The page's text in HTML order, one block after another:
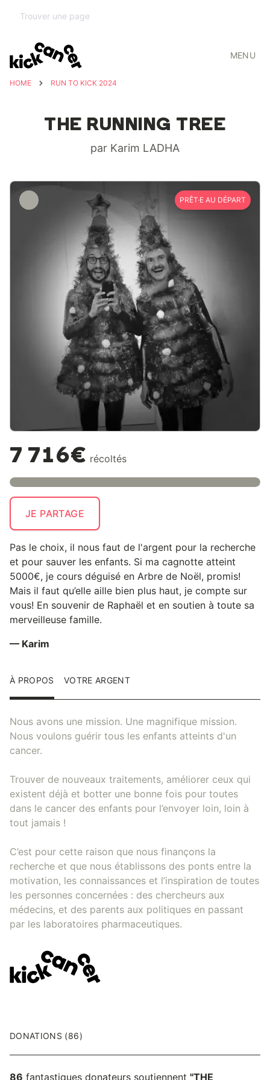
MENU
HOME RUN TO KICK 2024
THE RUNNING TREE
par Karim LADHA
PRÊT·E AU DÉPART
7 716€ récoltés
JE PARTAGE
Pas le choix, il nous faut de l'argent pour la recherche
et pour sauver les enfants. Si ma cagnotte atteint
5000€, je cours déguisé en Arbre de Noël, promis!
Mais il faut qu’elle aille bien plus haut, je compte sur
vous! En souvenir de Raphaël et en soutien à toute sa
merveilleuse famille.
— Karim
À PROPOS VOTRE ARGENT
Nous avons une mission. Une magnifique mission.
Nous voulons guérir tous les enfants atteints d'un
cancer.
Trouver de nouveaux traitements, améliorer ceux qui
existent déjà et botter une bonne fois pour toutes
dans le cancer des enfants pour l’envoyer loin, loin à
tout jamais !
C’est pour cette raison que nous finançons la
recherche et que nous établissons des ponts entre la
motivation, les connaissances et l’inspiration de toutes
les personnes concernées : des chercheurs aux
médecins, et des parents aux politiques en passant
par les laboratoires pharmaceutiques.
DONATIONS (86)
86 fantastiques donateurs soutiennent "THE